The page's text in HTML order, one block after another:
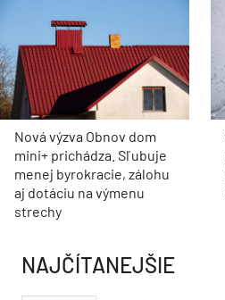
Nová výzva Obnov dom
mini+ prichádza. Sľubuje
menej byrokracie, zálohu
aj dotáciu na výmenu
strechy
NAJČÍTANEJŠIE